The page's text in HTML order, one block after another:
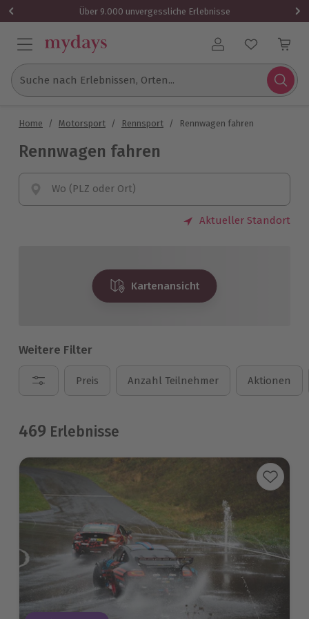
Über 9.000 unvergessliche Erlebnisse
Benutzerkonto
Suche nach Erlebnissen, Orten...
Home / Motorsport / Rennsport / Rennwagen fahren
Rennwagen fahren
Wo (PLZ oder Ort)
Aktueller Standort
Kartenansicht
Weitere Filter
Preis Anzahl Teilnehmer Aktionen
469 Erlebnisse